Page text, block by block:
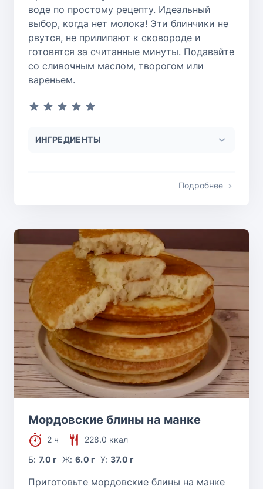
воде по простому рецепту. Идеальный
выбор, когда нет молока! Эти блинчики не
рвутся, не прилипают к сковороде и
готовятся за считанные минуты. Подавайте
со сливочным маслом, творогом или
вареньем.
ИНГРЕДИЕНТЫ
Подробнее
Мордовские блины на манке
2 ч
228.0 ккал
Б:7.0 г Ж: 6.0 г У: 37.0 г
Приготовьте мордовские блины на манке